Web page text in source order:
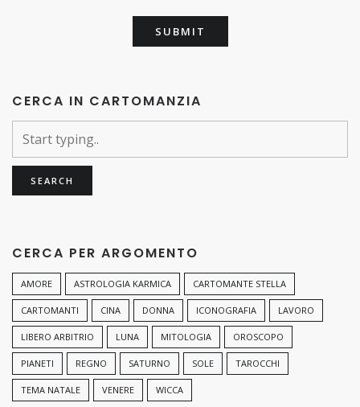
CERCA IN CARTOMANZIA
CERCA PER ARGOMENTO
AMORE ASTROLOGIA KARMICA CARTOMANTE STELLA
CARTOMANTI CINA DONNA ICONOGRAFIA LAVORO
LIBERO ARBITRIO LUNA MITOLOGIA OROSCOPO
PIANETI REGNO SATURNO SOLE TAROCCHI
TEMA NATALE VENERE WICCA